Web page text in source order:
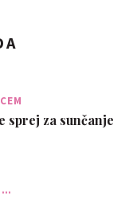
sprej za sunčanje